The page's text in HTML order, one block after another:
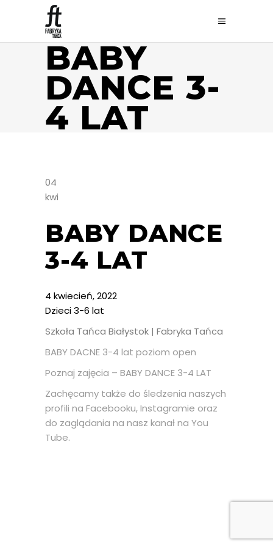
BABY
DANCE 3-
4 LAT
04
kwi
BABY DANCE
3-4 LAT
4 kwiecień,2022
Dzieci 3-6 lat
Szkoła Tańca Białystok | Fabryka Tańca
BABY DACNE 3-4 lat poziom open
Poznaj zajęcia – BABY DANCE 3-4 LAT
Zachęcamy także do śledzenia naszych
profili na Facebooku,Instagramie oraz
do zaglądania na nasz kanał na You
Tube.